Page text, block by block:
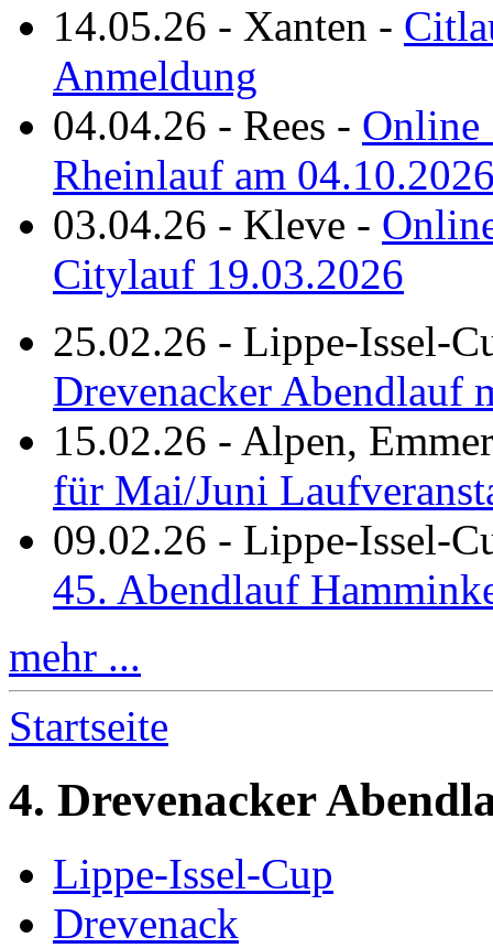
14.05.26 - Xanten -
Anmeldung
04.04.26 - Rees - Online
Rheinlauf am
03.04.26 - Kleve -
Citylauf 19.03.2026
25.02.26 - Lippe-Issel-
Drevenacker Abendlauf
15.02.26 - Alpen,
für Mai/Juni
09.02.26 - Lippe-Issel-
45. Abendlauf
mehr ...
Startseite
4. Drevenacker
Lippe-Issel-Cup
Drevenack